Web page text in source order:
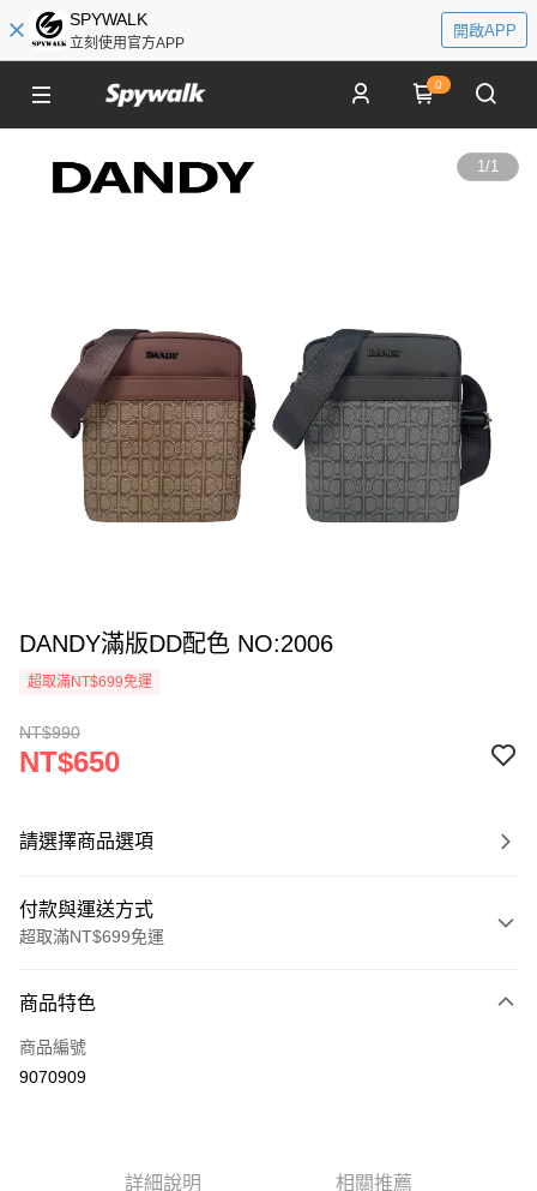
SPYWALK
立刻使用官方APP
開啟APP
0
1/1
DANDY滿版DD配色 NO:2006
超取滿NT$699免運
NT$990
NT$650
請選擇商品選項
付款與運送方式
超取滿NT$699免運
信用卡一次付款
超商取貨付款
商品特色
商品編號
9070909
詳細說明 相關推薦